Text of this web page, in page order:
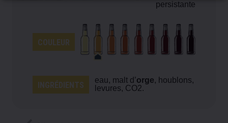
persistante
COULEUR
INGRÉDIENTS eau, malt d’orge, houblons,
levures, CO2.